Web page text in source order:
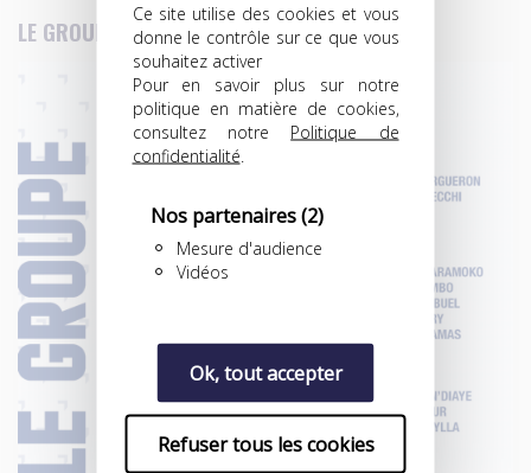
Ce site utilise des cookies et vous
donne le contrôle sur ce que vous
souhaitez activer
Pour en savoir plus sur notre
politique en matière de cookies,
consultez notre Politique de
confidentialité
Nos partenaires(2)
Mesure d'audience
Vidéos
Ok, tout accepter
Refuser tous les cookies
LE GROUPE